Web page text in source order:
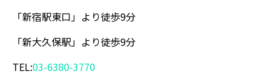
「新宿駅東口」より徒歩9分
「新大久保駅」より徒歩9分
TEL:03-6380-3770